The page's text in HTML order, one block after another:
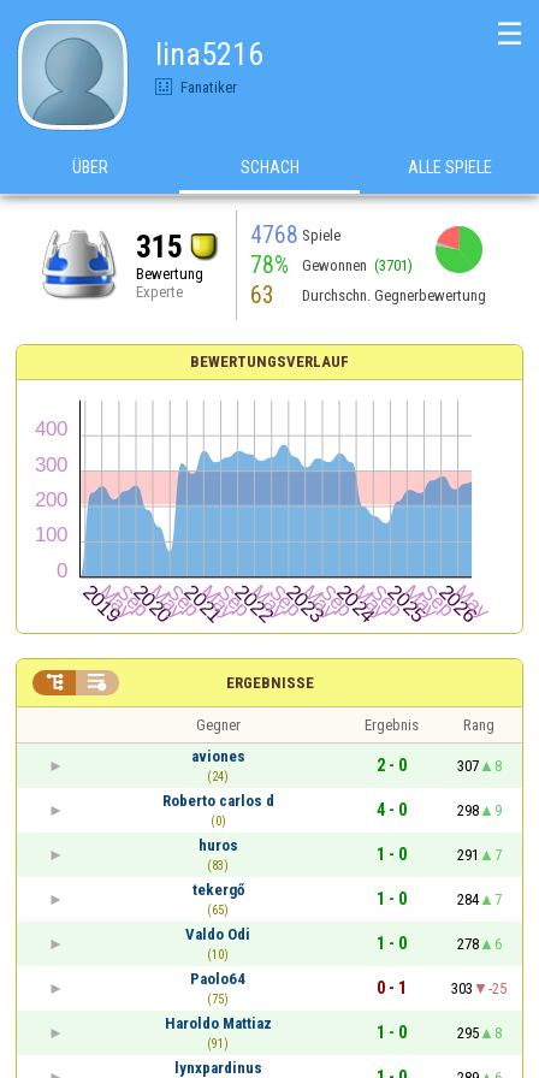
lina5216
Fanatiker
☰
ÜBER SCHACH ALLE SPIELE
315
Bewertung
Experte
4768 Spiele
78% Gewonnen (3701)
63 Durchschn. Gegnerbewertung
BEWERTUNGSVERLAUF
ERGEBNISSE
 
Gegner Ergebnis
Rang
aviones
(24)
2 - 0 307
8
Roberto carlos d
(0)
4 - 0 298
9
huros
(83)
1 - 0 291
7
tekergő
(65)
1 - 0 284
7
Valdo Odi
(10)
1 - 0 278
6
Paolo64
(75)
0 - 1 303
-25
Haroldo Mattiaz
(91)
1 - 0 295
8
lynxpardinus